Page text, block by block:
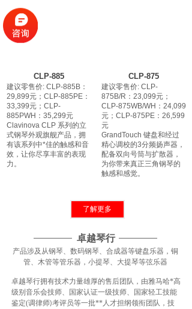
CLP-885
建议零售价: CLP-885B：
29,899元；CLP-885PE：
33,399元；CLP-
885PWH：35,299元
Clavinova CLP 系列的立
式钢琴外观旗舰产品，拥
有该系列中*佳的触感和音
效，让你尽享丰富的表现
力。
CLP-875
建议零售价: CLP-
875B/R：23,099元；
CLP-875WB/WH：24,099
元；CLP-875PE：26,599
元
GrandTouch 键盘和经过
精心调校的3分频扬声器，
配备双向号筒与扩散器，
为你带来真正三角钢琴的
触感和感觉。
了解更多
产品涉及从钢琴、数码钢琴、合成器等键盘乐器，铜
管、木管等管乐器，小提琴、大提琴等弦乐器
卓越琴行
卓越琴行拥有技术力量雄厚的售后团队，由雅马哈*高
级别音乐会技师、国家认证一级技师、国家轻工技能
鉴定(调律师)考评员等一批**人才担纲领衔团队，技